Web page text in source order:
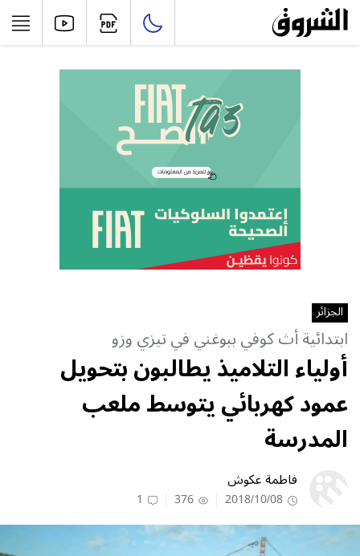
الجزائر
ابتدائية أث كوفي ببوغني في تيزي وزو
أولياء التلاميذ يطالبون بتحويل
عمود كهربائي يتوسط ملعب
المدرسة
فاطمة عكوش
2018/10/08
376
1